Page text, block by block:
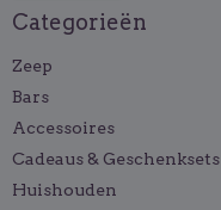
Categorieën
Zeep
Bars
Accessoires
Cadeaus & Geschenksets
Huishouden